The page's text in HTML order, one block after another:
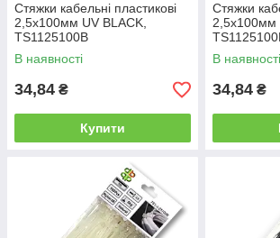
Стяжки кабельні пластикові
2,5x100мм UV BLACK,
TS1125100B
В наявності
34,84 ₴
Купити
Стяжки
2,5x100мм
В наявності
34,84 ₴